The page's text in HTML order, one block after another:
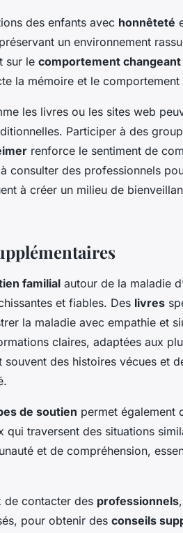
des enfants avec honnêteté
un environnement
sur le comportement changeant
la mémoire et le
les livres ou les sites web
Participer à des
renforce le sentiment de
à consulter des professionnels
à créer un milieu de
familial autour de la maladie
et fiables. Des livres
la maladie avec empathie et
claires, adaptées aux
souvent des histoires vécues et
de soutien permet également
qui traversent des situations
et de compréhension,
de contacter des professionnels
pour obtenir des conseils